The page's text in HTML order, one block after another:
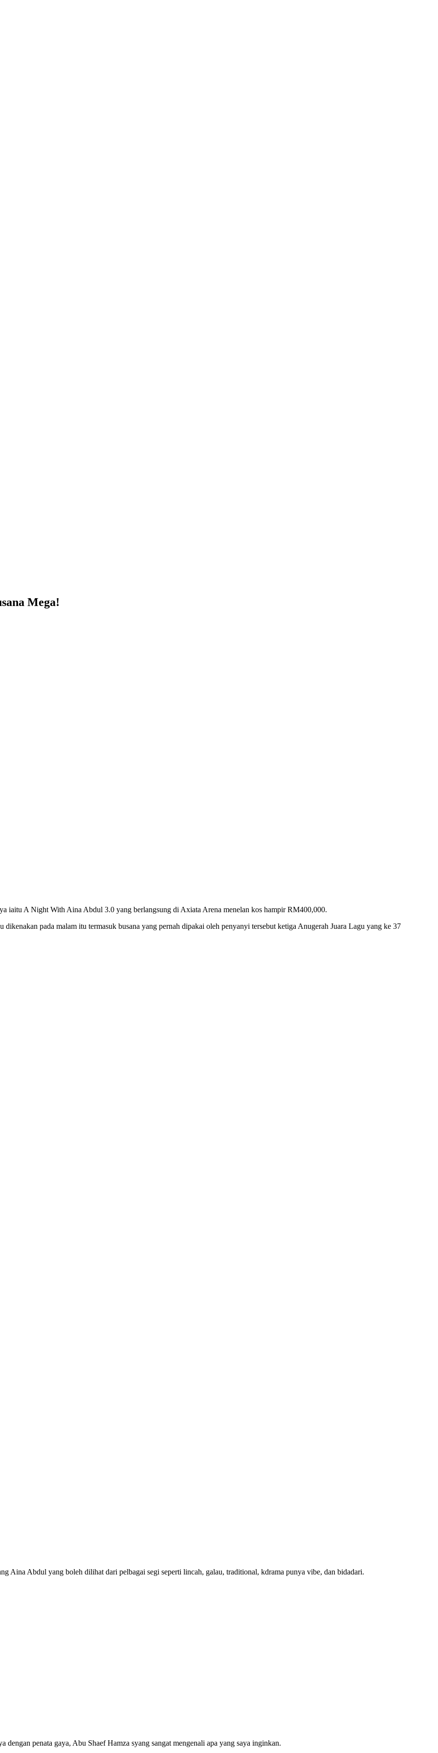
Mega!
iaitu A Night With Aina Abdul 3.0 yang berlangsung di Axiata Arena menelan kos hampir RM400,000.
pada malam itu termasuk busana yang pernah dipakai oleh penyanyi tersebut ketiga Anugerah Juara Lagu yang ke 37
Aina Abdul yang boleh dilihat dari pelbagai segi seperti lincah, galau, traditional, kdrama punya vibe, dan bidadari.
dengan penata gaya, Abu Shaef Hamza syang sangat mengenali apa yang saya inginkan.